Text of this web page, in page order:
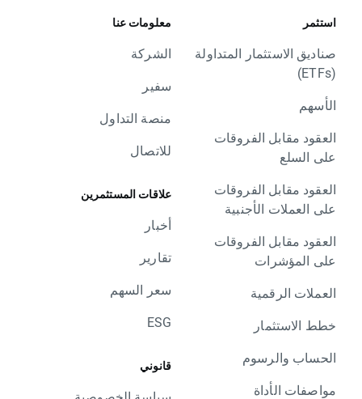
استثمر
صناديق الاستثمار المتداولة
(ETFs)
الأسهم
العقود مقابل الفروقات
على السلع
العقود مقابل الفروقات
على العملات الأجنبية
العقود مقابل الفروقات
على المؤشرات
العملات الرقمية
خطط الاستثمار
الحساب والرسوم
مواصفات الأداة
معلومات عنا
الشركة
سفير
منصة التداول
للاتصال
علاقات المستثمرين
أخبار
تقارير
سعر السهم
ESG
قانوني